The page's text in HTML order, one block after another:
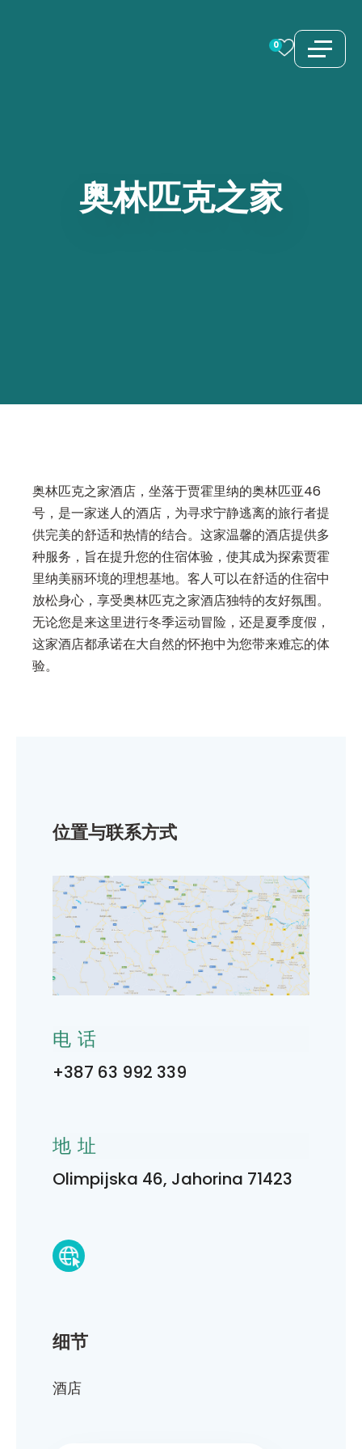
0
奥林匹克之家
奥林匹克之家酒店，坐落于贾霍里纳的奥林匹亚46
号，是一家迷人的酒店，为寻求宁静逃离的旅行者提
供完美的舒适和热情的结合。这家温馨的酒店提供多
种服务，旨在提升您的住宿体验，使其成为探索贾霍
里纳美丽环境的理想基地。客人可以在舒适的住宿中
放松身心，享受奥林匹克之家酒店独特的友好氛围。
无论您是来这里进行冬季运动冒险，还是夏季度假，
这家酒店都承诺在大自然的怀抱中为您带来难忘的体
验。
细节
酒店
位置与联系方式
电话
+387 63 992 339
地址
Olimpijska 46, Jahorina 71423